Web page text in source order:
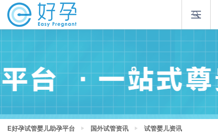
E好孕试管婴儿助孕平台 国外试管资讯 试管婴儿资讯